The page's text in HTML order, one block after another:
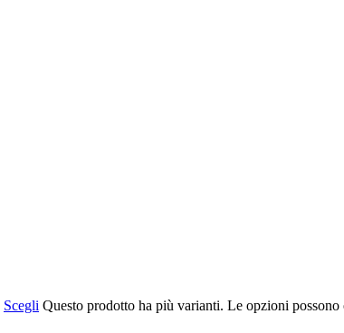
Scegli Questo prodotto ha più varianti. Le opzioni possono